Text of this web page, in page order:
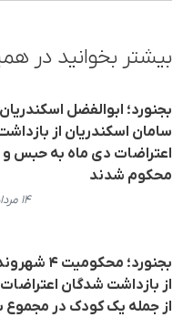
بیشتر بخوانید در
بجنورد؛ ابوالفضل
سامان اسکندریان از
اعتراضات دی ماه به حبس و
محکوم شدند
۱۴ مرداد ۱۴۰۵، ۱۱:۱۶
بجنورد؛
از بازداشت شدگان